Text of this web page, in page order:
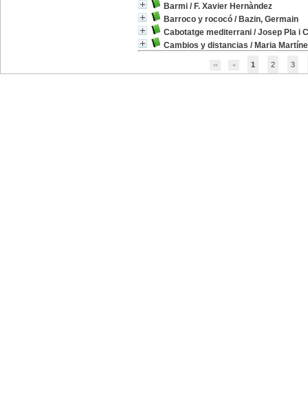
Barmi / F. Xavier Hernàndez
Barroco y rococó / Bazin, Germain
Cabotatge mediterrani /Josep Pla i
Cambios y distancias / Maria
1 2 3